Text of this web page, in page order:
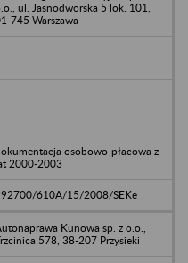
ul. Jasnodworska 5 lok. 101,
745 Warszawa
osobowo-płacowa z
2000-2003
610A/15/2008/SEKe
Kunowa sp. z o.o.,
578, 38-207 Przysieki